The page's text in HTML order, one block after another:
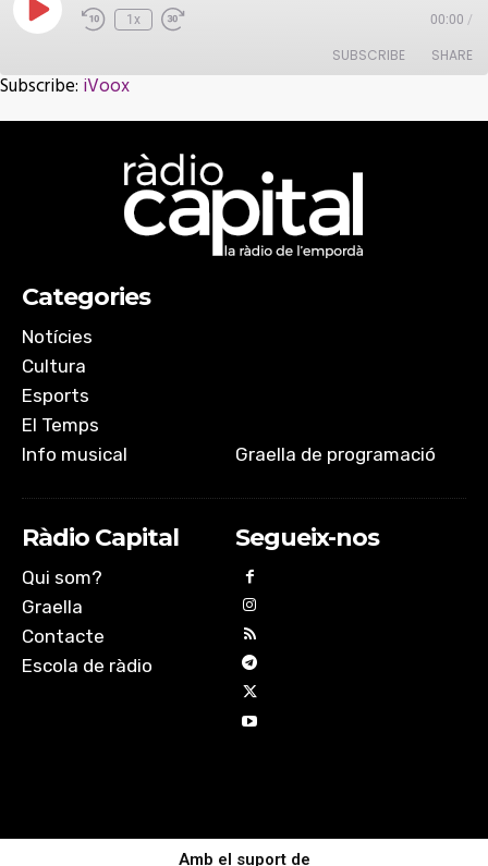
Play
Episode
1x 00:00 /
SUBSCRIBE SHARE
iVoox
SHARE
EMBED
Subscribe: iVoox
Categories
Notícies
Cultura
Esports
El Temps
Info musical
Graella de programació
Ràdio Capital
Qui som?
Graella
Contacte
Escola de ràdio
Segueix-nos
Amb el suport de